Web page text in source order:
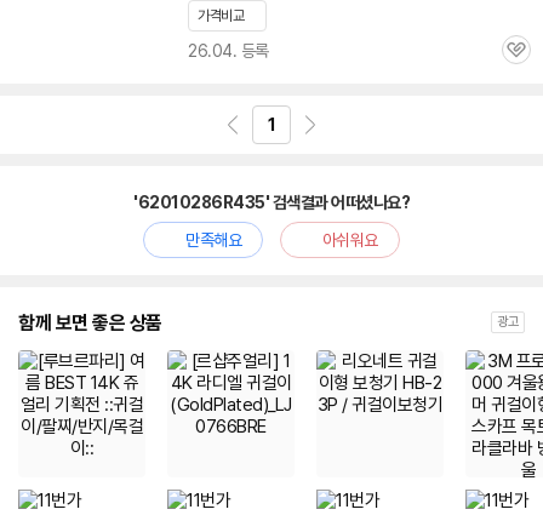
가격비교
26.04. 등록
관
1
'62010286R435' 검색결과 어떠셨나요?
만족해요
아쉬워요
함께 보면 좋은 상품 광고